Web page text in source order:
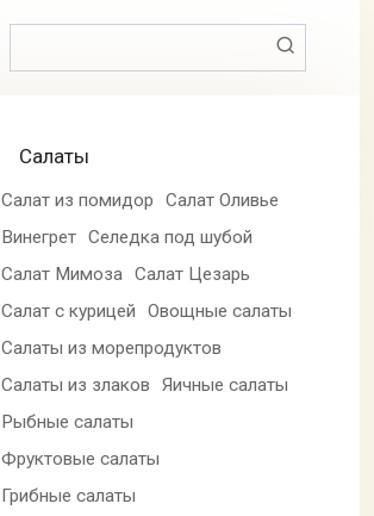
Салаты
Салат из помидор
Салат Оливье
Винегрет Селедка под шубой
Салат Мимоза Салат Цезарь
Салат с курицей
Овощные салаты
Салаты из морепродуктов
Салаты из злаков
Яичные салаты
Рыбные салаты
Фруктовые салаты
Грибные салаты